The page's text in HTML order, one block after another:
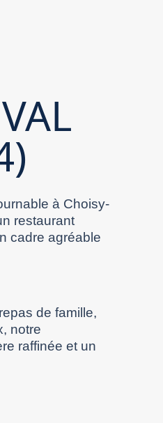
à Choisy-
restaurant
cadre agréable
de famille,
notre
raffinée et un